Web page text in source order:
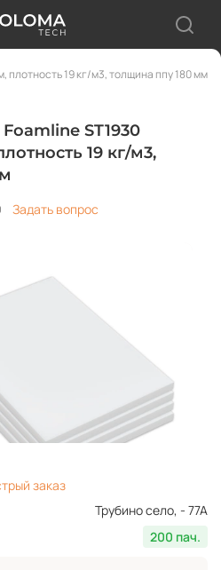
плотность 19 кг/м3, толщина ппу 180 мм
ST1930
19 кг/м3,
Задать вопрос
заказ
Трубино село, - 77А
200 пач.